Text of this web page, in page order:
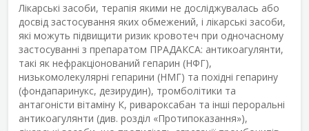
Лікарські засоби, терапія якими не досліджувалась або
досвід застосування яких обмежений, і лікарські засоби,
які можуть підвищити ризик кровотеч при одночасному
застосуванні з препаратом ПРАДАКСА: антикоагулянти,
такі як нефракціонований гепарин (НФГ),
низькомолекулярні гепарини (НМГ) та похідні гепарину
(фондапаринукс, дезирудин), тромболітики та
антагоністи вітаміну К, ривароксабан та інші пероральні
антикоагулянти (див. розділ «Протипоказання»),